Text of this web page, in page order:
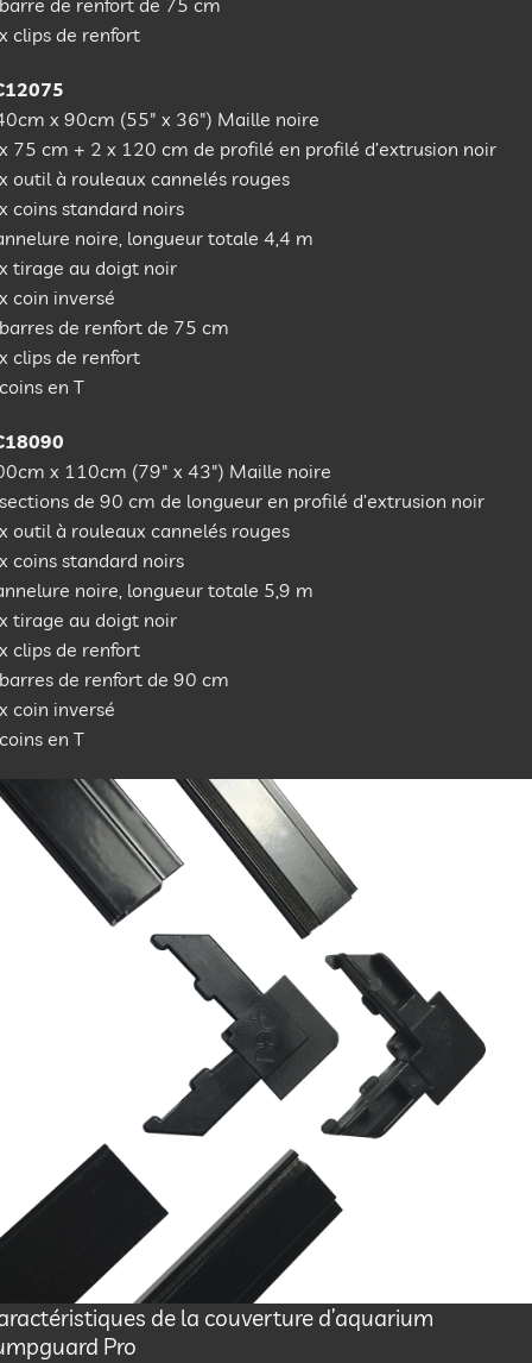
de renfort de 75 cm
clips de renfort
x 90cm (55″ x 36″) Maille noire
75 cm + 2 x 120 cm de profilé en profilé d’extrusion noir
outil à rouleaux cannelés rouges
coins standard noirs
noire, longueur totale 4,4 m
tirage au doigt noir
coin inversé
de renfort de 75 cm
clips de renfort
en T
x 110cm (79″ x 43″) Maille noire
de 90 cm de longueur en profilé d’extrusion noir
outil à rouleaux cannelés rouges
coins standard noirs
noire, longueur totale 5,9 m
tirage au doigt noir
clips de renfort
de renfort de 90 cm
coin inversé
en T
de la couverture d’aquarium
Pro